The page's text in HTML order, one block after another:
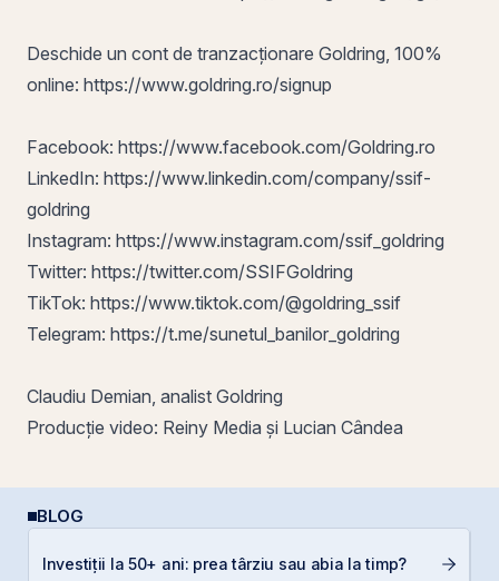
Deschide un cont de tranzacționare Goldring, 100%
online: https://www.goldring.ro/signup
Facebook: https://www.facebook.com/Goldring.ro
LinkedIn: https://www.linkedin.com/company/ssif-
goldring
Instagram: https://www.instagram.com/ssif_goldring
Twitter: https://twitter.com/SSIFGoldring
TikTok: https://www.tiktok.com/@goldring_ssif
Telegram: https://t.me/sunetul_banilor_goldring
Claudiu Demian, analist Goldring
Producție video: Reiny Media și Lucian Cândea
BLOG
Investiții la 50+ ani: prea târziu sau abia la timp?